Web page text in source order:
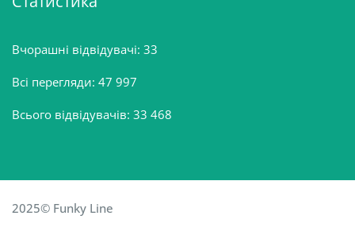
Вчорашні відвідувачі: 33
Всі перегляди: 47 997
Всього відвідувачів: 33 468
2025© Funky Line